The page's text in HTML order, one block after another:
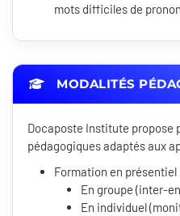
mots difficiles de
MODALITÉS
Docaposte Institute propose
pédagogiques adaptés aux
Formation en présentiel
En groupe (inter-
En individuel